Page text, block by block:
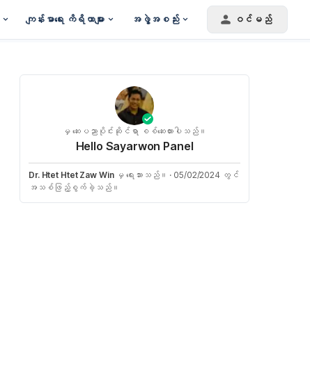
ကျန်းမာရေး ကိရိယာများ အဖွဲ့အစည်း ဝင်မည်
မှ ဆေးပညာပိုင်းဆိုင်ရာ စစ်ဆေးထားပါသည်။
Hello Sayarwon Panel
Dr. Htet Htet Zaw Winမှ ရေးသားသည်။ · 05/02/2024 တွင်
အသစ်ဖြည့်စွက်ခဲ့သည်။